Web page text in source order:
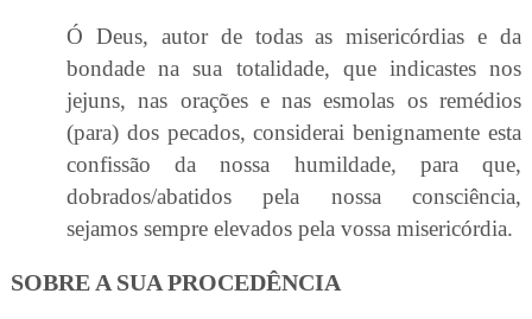
Ó Deus, autor de todas as misericórdias e da
bondade na sua totalidade, que indicastes nos
jejuns, nas orações e nas esmolas os remédios
(para) dos pecados, considerai benignamente esta
confissão da nossa humildade, para que,
dobrados/abatidos pela nossa consciência,
sejamos sempre elevados pela vossa misericórdia.
SOBRE A SUA PROCEDÊNCIA